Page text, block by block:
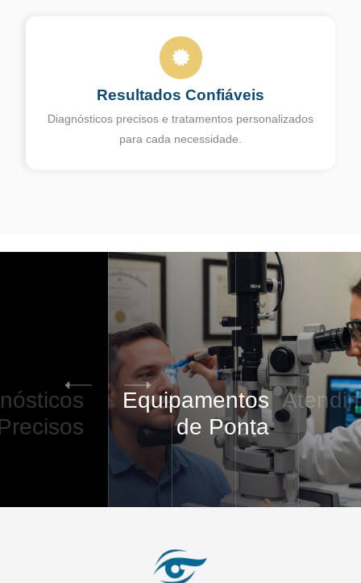
Resultados Confiáveis
Diagnósticos precisos e tratamentos personalizados
para cada necessidade.
Equipamentos
de Ponta
Atendimento